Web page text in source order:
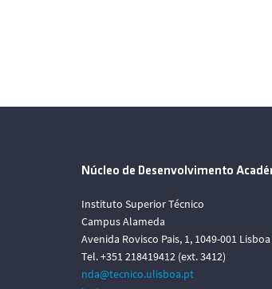
Núcleo de Desenvolvimento
Instituto Superior Técnico
Campus Alameda
Avenida Rovisco Pais, 1, 1049-001 Lisboa
Tel. +351 218419412 (ext. 3412)
nda@tecnico.ulisboa.pt